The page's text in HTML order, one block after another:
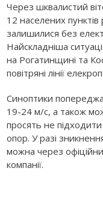
Через шквалистий
12 населених
залишилися без
Найскладніша
на Рогатинщині та
повітряні лінії
Синоптики
19-24 м/с, а також
просять не
опор. У разі
можна через
компанії.